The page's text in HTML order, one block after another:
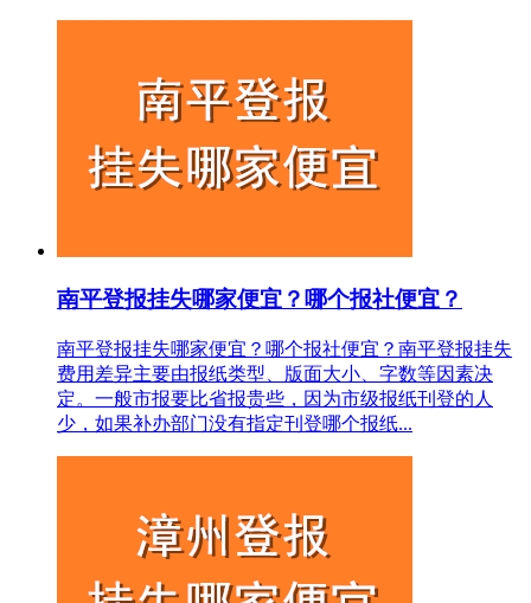
南平登报挂失哪家便宜？哪个报社便宜？
南平登报挂失哪家便宜？哪个报社便宜？南平登报挂失
费用差异主要由报纸类型、版面大小、字数等因素决
定。一般市报要比省报贵些，因为市级报纸刊登的人
少，如果补办部门没有指定刊登哪个报纸...